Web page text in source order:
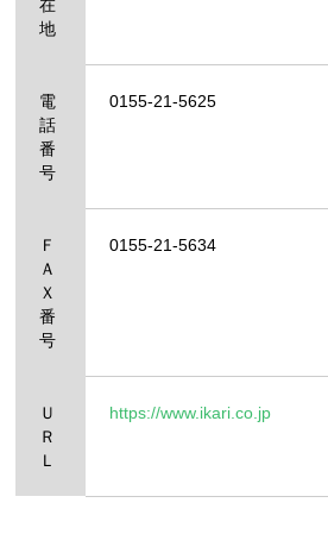
在
地
電
話
番
号
0155-21-5625
Ｆ
Ａ
Ｘ
番
号
0155-21-5634
Ｕ
Ｒ
Ｌ
https://www.ikari.co.jp